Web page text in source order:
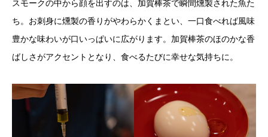
スモークの中から顔を出すのは、加賀棒茶で瞬間燻製された魚た
ち。お刺身に燻製の香りがやわらかくまとい、一口食べれば風味
豊かな味わいが口いっぱいに広がります。加賀棒茶のほのかな香
ばしさがアクセントとなり、食べるたびに幸せな気持ちに。